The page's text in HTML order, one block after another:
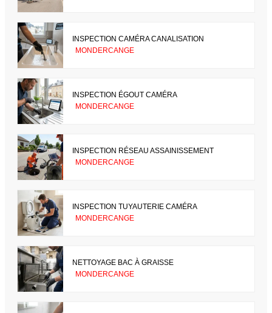
INSPECTION CAMÉRA CANALISATION
MONDERCANGE
INSPECTION ÉGOUT CAMÉRA
MONDERCANGE
INSPECTION RÉSEAU ASSAINISSEMENT
MONDERCANGE
INSPECTION TUYAUTERIE CAMÉRA
MONDERCANGE
NETTOYAGE BAC À GRAISSE
MONDERCANGE